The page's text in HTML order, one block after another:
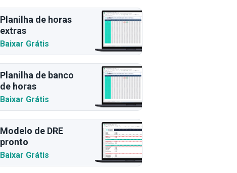
Planilha de horas
extras
Baixar Grátis
Planilha de banco
de horas
Baixar Grátis
Modelo de DRE
pronto
Baixar Grátis